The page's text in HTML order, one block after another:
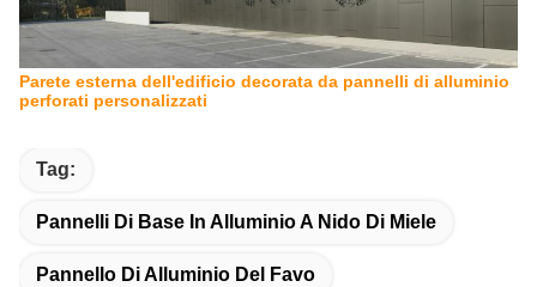
Parete esterna dell'edificio decorata da pannelli di alluminio
perforati personalizzati
Tag:
Pannelli Di Base In Alluminio A Nido Di Miele
Pannello Di Alluminio Del Favo